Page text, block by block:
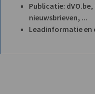
Publicatie:
nieuwsbrieven, ...
Leadinformatie en